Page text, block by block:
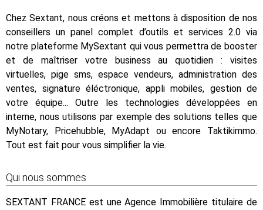
Chez Sextant, nous créons et mettons à disposition de nos
conseillers un panel complet d’outils et services 2.0 via
notre plateforme MySextant qui vous permettra de booster
et de maîtriser votre business au quotidien : visites
virtuelles, pige sms, espace vendeurs, administration des
ventes, signature éléctronique, appli mobiles, gestion de
votre équipe... Outre les technologies développées en
interne, nous utilisons par exemple des solutions telles que
MyNotary, Pricehubble, MyAdapt ou encore Taktikimmo.
Tout est fait pour vous simplifier la vie.
Qui nous sommes
SEXTANT FRANCE est une Agence Immobilière titulaire de